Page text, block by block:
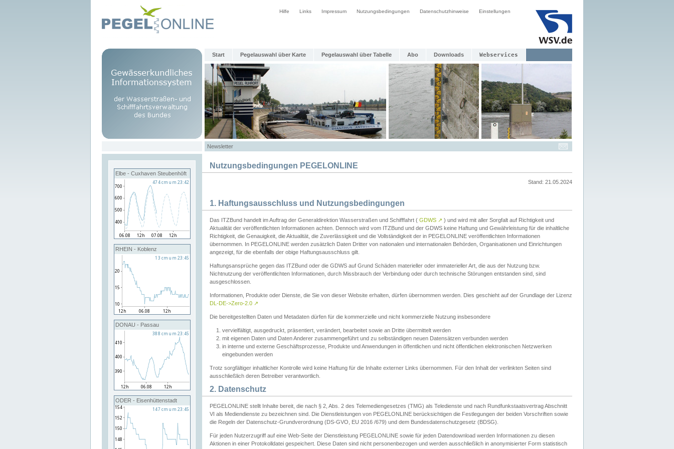
Hilfe Links Impressum Nutzungsbedingungen Datenschutzhinweise Einstellungen
Start Pegelauswahl über Karte Pegelauswahl über Tabelle Abo Downloads Webservices
Newsletter
Elbe - Cuxhaven Steubenhöft
RHEIN - Koblenz
DONAU - Passau
ODER - Eisenhüttenstadt
Nutzungsbedingungen PEGELONLINE
Stand: 21.05.2024
1. Haftungsausschluss und Nutzungsbedingungen
Das ITZBund handelt im Auftrag der Generaldirektion Wasserstraßen und Schifffahrt ( GDWS ↗ ) und wird mit aller Sorgfalt auf Richtigkeit und
Aktualität der veröffentlichten Informationen achten. Dennoch wird vom ITZBund und der GDWS keine Haftung und Gewährleistung für die inhaltliche
Richtigkeit, die Genauigkeit, die Aktualität, die Zuverlässigkeit und die Vollständigkeit der in PEGELONLINE veröffentlichten Informationen
übernommen. In PEGELONLINE werden zusätzlich Daten Dritter von nationalen und internationalen Behörden, Organisationen und Einrichtungen
angezeigt, für die ebenfalls der obige Haftungsausschluss gilt.
Haftungsansprüche gegen das ITZBund oder die GDWS auf Grund Schäden materieller oder immaterieller Art, die aus der Nutzung bzw.
Nichtnutzung der veröffentlichten Informationen, durch Missbrauch der Verbindung oder durch technische Störungen entstanden sind, sind
ausgeschlossen.
Informationen, Produkte oder Dienste, die Sie von dieser Website erhalten, dürfen übernommen werden. Dies geschieht auf der Grundlage der Lizenz
DL-DE->Zero-2.0 ↗
Die bereitgestellten Daten und Metadaten dürfen für die kommerzielle und nicht kommerzielle Nutzung insbesondere
vervielfältigt, ausgedruckt, präsentiert, verändert, bearbeitet sowie an Dritte übermittelt werden
mit eigenen Daten und Daten Anderer zusammengeführt und zu selbständigen neuen Datensätzen verbunden werden
in interne und externe Geschäftsprozesse, Produkte und Anwendungen in öffentlichen und nicht öffentlichen elektronischen Netzwerken
eingebunden werden
Trotz sorgfältiger inhaltlicher Kontrolle wird keine Haftung für die Inhalte externer Links übernommen. Für den Inhalt der verlinkten Seiten sind
ausschließlich deren Betreiber verantwortlich.
2. Datenschutz
PEGELONLINE stellt Inhalte bereit, die nach § 2, Abs. 2 des Telemediengesetzes (TMG) als Teledienste und nach Rundfunkstaatsvertrag Abschnitt
VI als Mediendienste zu bezeichnen sind. Die Dienstleistungen von PEGELONLINE berücksichtigen die Festlegungen der beiden Vorschriften sowie
die Regeln der Datenschutz-Grundverordnung (DS-GVO, EU 2016 /679) und dem Bundesdatenschutzgesetz (BDSG).
Für jeden Nutzerzugriff auf eine Web-Seite der Dienstleistung PEGELONLINE sowie für jeden Datendownload werden Informationen zu diesen
Aktionen in einer Protokolldatei gespeichert. Diese Daten sind nicht personenbezogen und werden ausschließlich in anonymisierter Form statistisch